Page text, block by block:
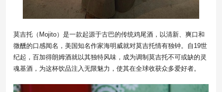
莫吉托（Mojito）是一款起源于古巴的传统鸡尾酒，以清新、爽口和
微醺的口感闻名，美国知名作家海明威就对莫吉托情有独钟。自19世
纪起，百加得朗姆酒就以其独特风味，成为调制莫吉托不可或缺的灵
魂基酒，为这杯饮品注入无限魅力，使其在全球收获众多爱好者。